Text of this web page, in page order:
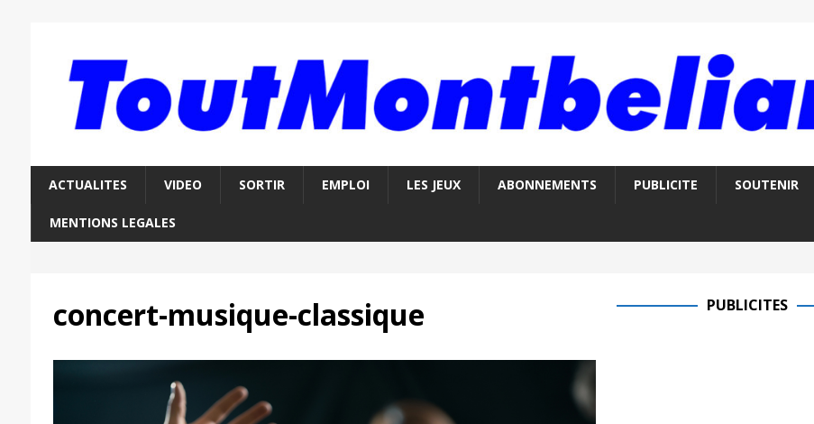
ACTUALITES VIDEO SORTIR EMPLOI LES JEUX ABONNEMENTS PUBLICITE SOUTENIR
MENTIONS LEGALES
concert-musique-classique PUBLICITES